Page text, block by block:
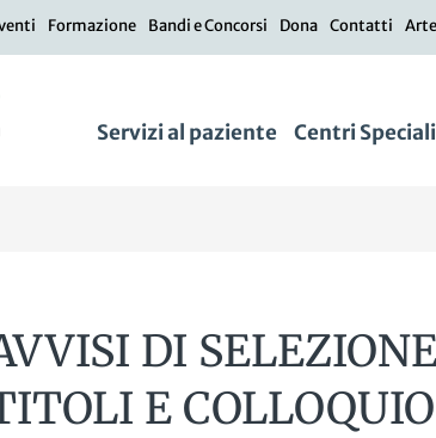
Formazione Bandi e Concorsi Dona Contatti
Servizi al paziente Centri
DI
E